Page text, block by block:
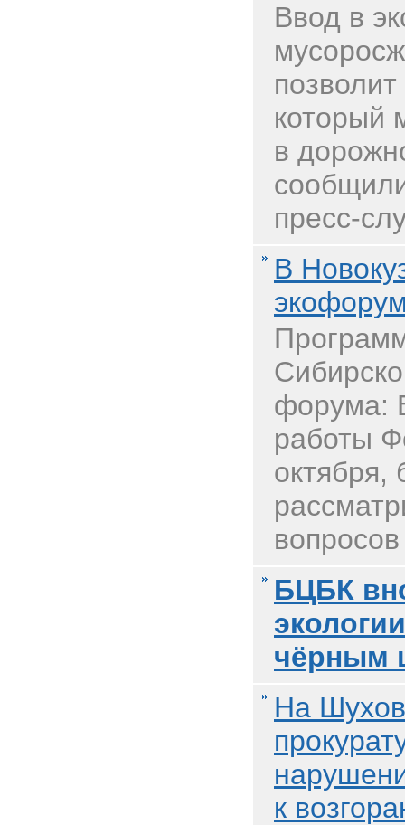
Ввод в
который
в
пресс-
В
форума:
работы
октября,
БЦБК
чёрным
На
к